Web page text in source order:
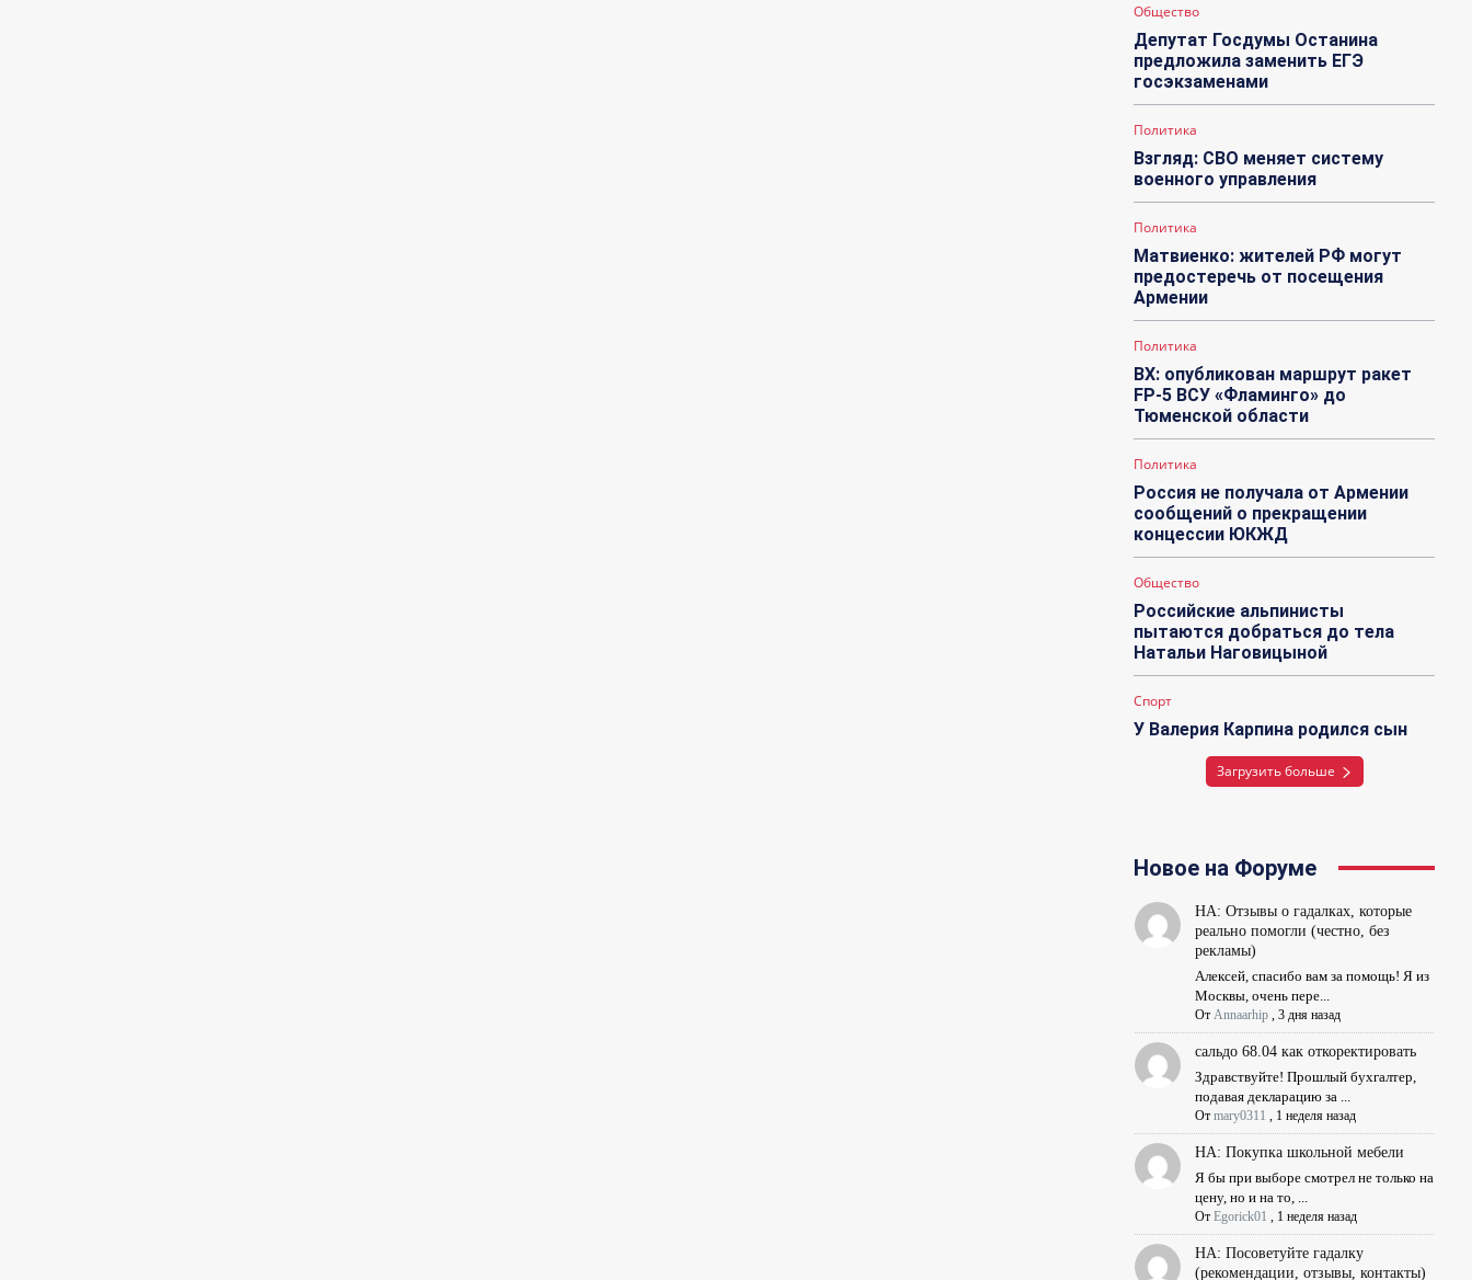
Общество
Депутат Госдумы Останина
предложила заменить ЕГЭ
госэкзаменами
Политика
Взгляд: СВО меняет систему
военного управления
Политика
Матвиенко: жителей РФ могут
предостеречь от посещения
Армении
Политика
ВХ: опубликован маршрут ракет
FP-5 ВСУ «Фламинго» до
Тюменской области
Политика
Россия не получала от Армении
сообщений о прекращении
концессии ЮКЖД
Общество
Российские альпинисты
пытаются добраться до тела
Натальи Наговицыной
Спорт
У Валерия Карпина родился сын
Загрузить больше
Новое на Форуме
НА: Отзывы о гадалках, которые
реально помогли (честно, без
рекламы)
Алексей, спасибо вам за помощь! Я из
Москвы, очень пере...
От Annaarhip, 3 дня назад
сальдо 68.04 как откоректировать
Здравствуйте! Прошлый бухгалтер,
подавая декларацию за ...
От mary0311 , 1 неделя назад
НА: Покупка школьной мебели
Я бы при выборе смотрел не только на
цену, но и на то, ...
От Egorick01 , 1 неделя назад
НА: Посоветуйте гадалку
(рекомендации, отзывы, контакты)